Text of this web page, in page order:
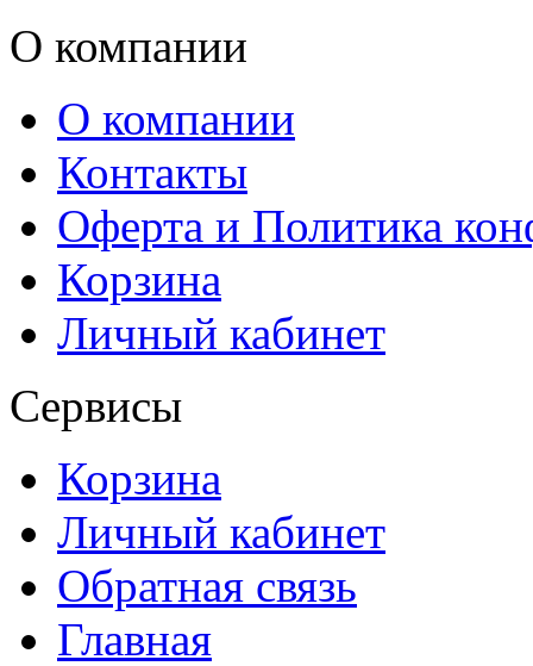
О компании
О компании
Контакты
Оферта и Политика
Корзина
Личный кабинет
Сервисы
Корзина
Личный кабинет
Обратная связь
Главная